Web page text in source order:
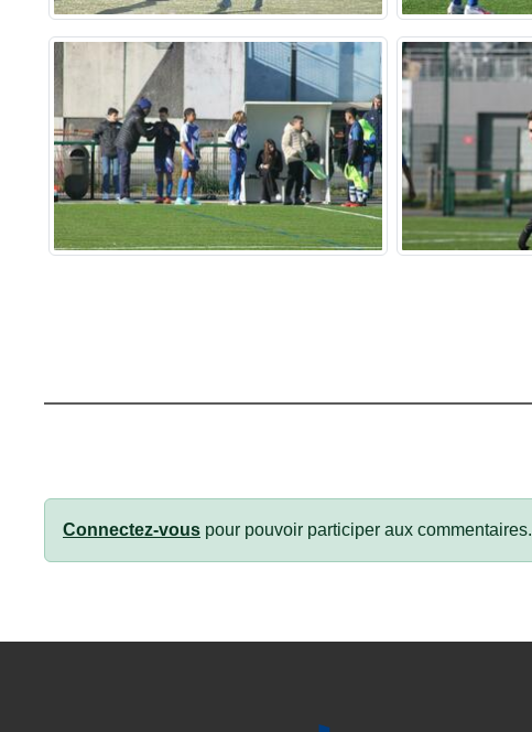
Connectez-vous pour pouvoir participer aux commentaires.